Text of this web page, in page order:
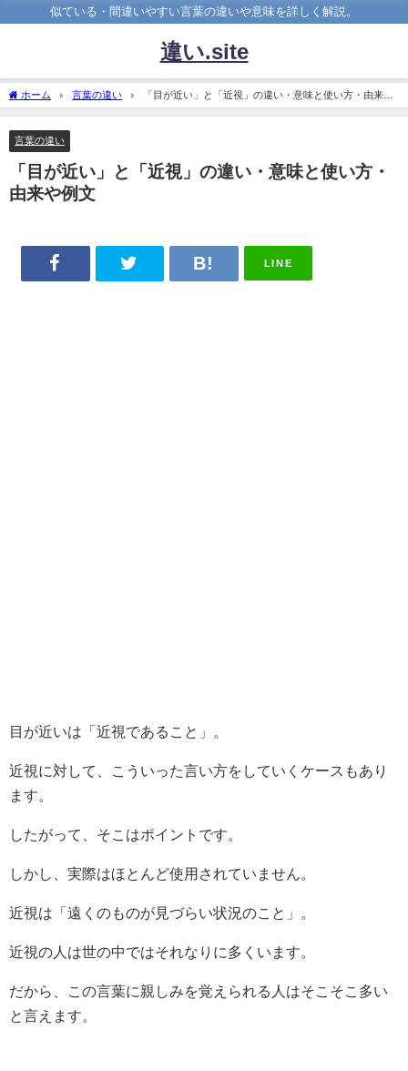
似ている・間違いやすい言葉の違いや意味を詳しく解説。
違い.site
ホーム 言葉の違い
「目が近い」と「近視」の違い・意味と使い方・由来や
例文
言葉の違い
「目が近い」と「近視」の違い・意味と使い方・
由来や例文
LINE
目が近いは「近視であること」。
近視に対して、こういった言い方をしていくケースもあり
ます。
したがって、そこはポイントです。
しかし、実際はほとんど使用されていません。
近視は「遠くのものが見づらい状況のこと」。
近視の人は世の中ではそれなりに多くいます。
だから、この言葉に親しみを覚えられる人はそこそこ多い
と言えます。